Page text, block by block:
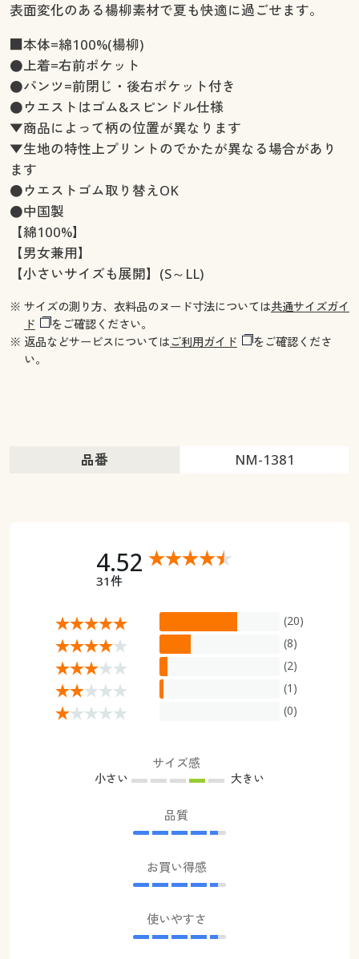
表面変化のある楊柳素材で夏も快適に過ごせます。
■本体=綿100%(楊柳)
●上着=右前ポケット
●パンツ=前閉じ・後右ポケット付き
●ウエストはゴム&スピンドル仕様
▼商品によって柄の位置が異なります
▼生地の特性上プリントのでかたが異なる場合があり
ます
●ウエストゴム取り替えOK
●中国製
【綿100%】
【男女兼用】
【小さいサイズも展開】(S～LL)
※ サイズの測り方、衣料品のヌード寸法については共通サイズガイ
ド
をご確認ください。
※ 返品などサービスについてはご利用ガイド
をご確認くださ
い。
品番 NM-1381
4.52
31件
(20)
(8)
(2)
(1)
(0)
サイズ感
小さい 大きい
品質
お買い得感
使いやすさ